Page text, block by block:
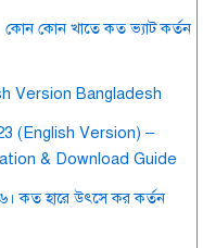
কোন কোন খাতে কত ভ্যাট কর্তন
Version Bangladesh
(English Version) –
& Download Guide
কত হারে উৎসে কর কর্তন